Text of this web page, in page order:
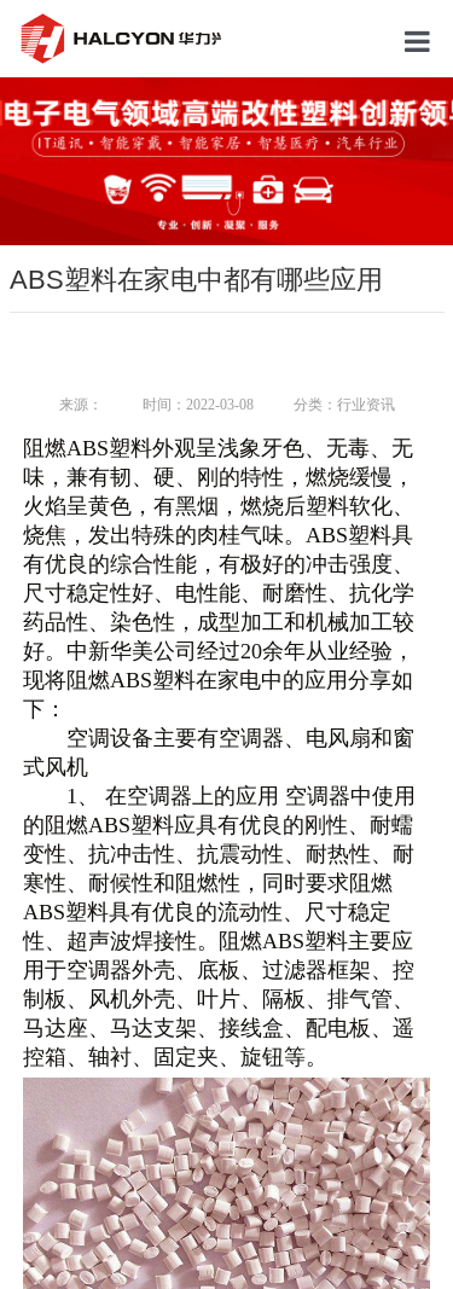
胜游（中国）
关于我们
研发中心
ABS塑料在家电中都有哪些应用
来源： 时间：2022-03-08 分类：行业资讯
阻燃ABS塑料外观呈浅象牙色、无毒、无
味，兼有韧、硬、刚的特性，燃烧缓慢，
火焰呈黄色，有黑烟，燃烧后塑料软化、
烧焦，发出特殊的肉桂气味。ABS塑料具
有优良的综合性能，有极好的冲击强度、
尺寸稳定性好、电性能、耐磨性、抗化学
药品性、染色性，成型加工和机械加工较
好。中新华美公司经过20余年从业经验，
现将阻燃ABS塑料在家电中的应用分享如
下：
空调设备主要有空调器、电风扇和窗
式风机
1、 在空调器上的应用 空调器中使用
的阻燃ABS塑料应具有优良的刚性、耐蠕
变性、抗冲击性、抗震动性、耐热性、耐
寒性、耐候性和阻燃性，同时要求阻燃
ABS塑料具有优良的流动性、尺寸稳定
性、超声波焊接性。阻燃ABS塑料主要应
用于空调器外壳、底板、过滤器框架、控
制板、风机外壳、叶片、隔板、排气管、
马达座、马达支架、接线盒、配电板、遥
控箱、轴衬、固定夹、旋钮等。